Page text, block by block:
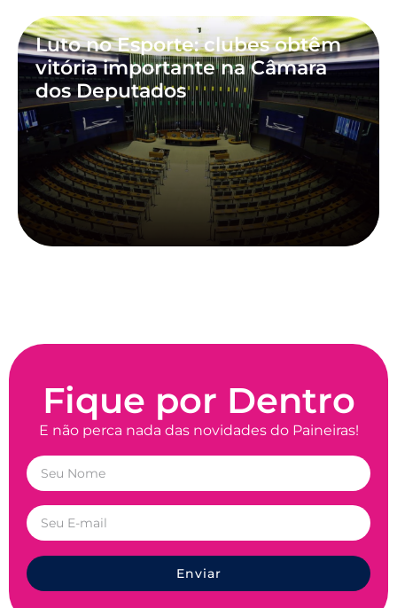
Luto no Esporte: clubes obtêm
vitória importante na Câmara
dos Deputados
Fique por Dentro
E não perca nada das novidades do Paineiras!
Enviar